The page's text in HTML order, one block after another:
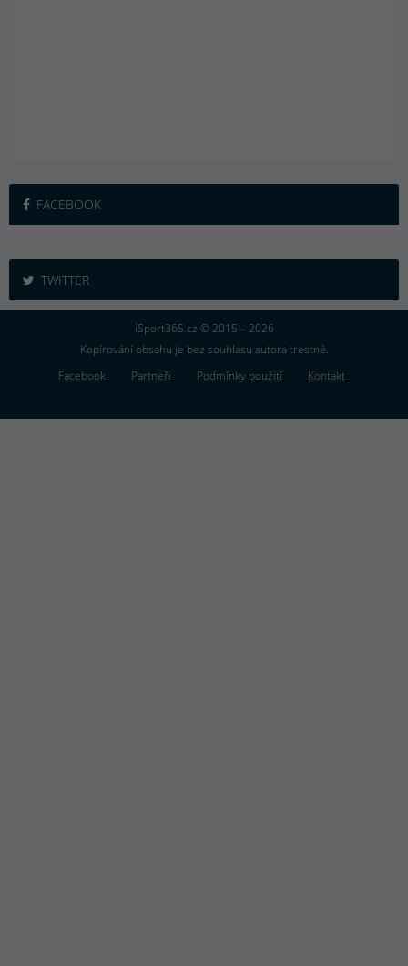
FACEBOOK
TWITTER
Facebook Partneři Podmínky použití Kontakt
iSport365.cz © 2015 – 2026
Kopírování obsahu je bez souhlasu autora trestné.